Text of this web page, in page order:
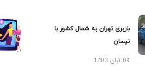
باربری تهران به شمال کشور با
نیسان
09 آبان 1403